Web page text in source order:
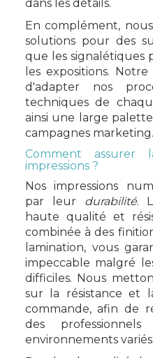
dans les détails.
En complément,
solutions pour des
que les signalétiques
les expositions.
d'adapter nos
techniques de
ainsi une large
campagnes marketing.
Comment
impressions ?
Nos impressions
par leur durabilité.
haute qualité et
combinée à des
lamination, vous
impeccable malgré
difficiles. Nous
sur la résistance et
commande, afin de
des
environnements variés.